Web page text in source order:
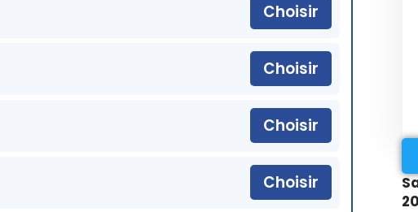
Choisir
Choisir
Choisir
Choisir